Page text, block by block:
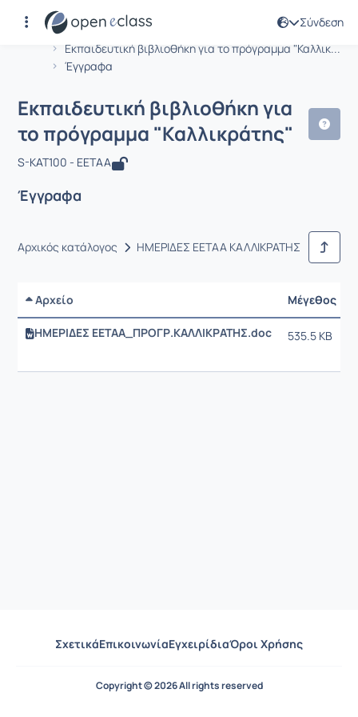
Σύνδεση
Αρχική Σελίδα
Εκπαιδευτική βιβλιοθήκη για το πρόγραμμα "Καλλικ...
Έγγραφα
Μάθημα : Εκπαιδευτική
Κωδικός : T-GEN100
Εκπαιδευτική βιβλιοθήκη για
το πρόγραμμα "Καλλικράτης"
S-KAT100 - EETAA
Έγγραφα
Αρχικός κατάλογος ΗΜΕΡΙΔΕΣ ΕΕΤΑΑ ΚΑΛΛΙΚΡΑΤΗΣ
Αρχείο Μέγεθος
ΗΜΕΡΙΔΕΣ ΕΕΤΑΑ_ΠΡΟΓΡ.ΚΑΛΛΙΚΡΑΤΗΣ.doc 535.5 KB
ΣχετικάΕπικοινωνίαΕγχειρίδιαΌροι Χρήσης
Copyright © 2026 All rights reserved